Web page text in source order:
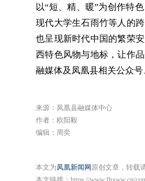
以“短、精、暖”为创作特
现代大学生石雨竹等人的
也呈现新时代中国的繁荣
西特色风物与地标，让作
融媒体及凤凰县相关公众号
来源：凤凰县融媒体中心
作者：欧阳毅
编辑：周奕
本文为凤凰新闻网 原创文章，转载